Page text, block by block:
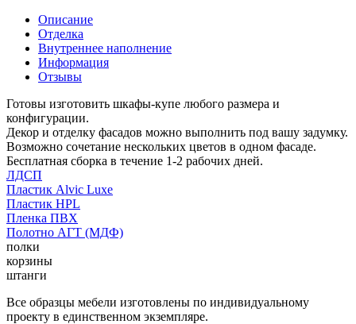
Описание
Отделка
Внутреннее наполнение
Информация
Отзывы
Готовы изготовить шкафы-купе любого размера и
конфигурации.
Декор и отделку фасадов можно выполнить под вашу задумку.
Возможно сочетание нескольких цветов в одном фасаде.
Бесплатная сборка в течение 1-2 рабочих дней.
ЛДСП
Пластик Alvic Luxe
Пластик HPL
Пленка ПВХ
Полотно АГТ (МДФ)
полки
корзины
штанги
Все образцы мебели изготовлены по индивидуальному
проекту в единственном экземпляре.